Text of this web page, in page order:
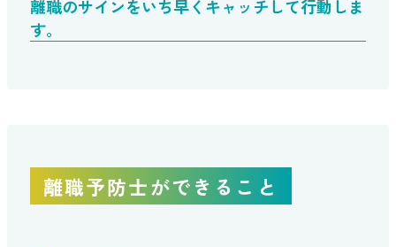
離職のサインをいち早くキャッチして行動しま
す。
離職予防士ができること